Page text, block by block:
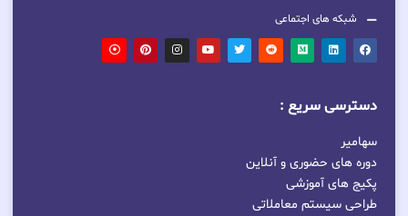
شبکه های اجتماعی
دسترسی سریع :
سهامیر
دوره های حضوری و آنلاین
پکیج های آموزشی
طراحی سیستم معاملاتی